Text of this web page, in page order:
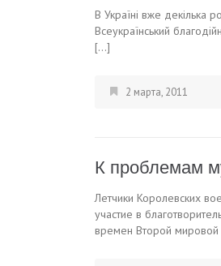
В Україні вже декілька
Всеукраїнський
[…]
2 марта, 2011
К проблемам
Летчики Королевских
участие в
времен Второй